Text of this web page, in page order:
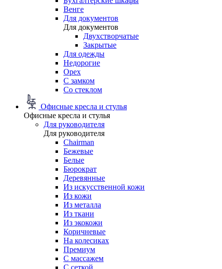
Венге
Для документов
Для документов
Двухстворчатые
Закрытые
Для одежды
Недорогие
Орех
С замком
Со стеклом
Офисные кресла и стулья
Офисные кресла и стулья
Для руководителя
Для руководителя
Chairman
Бежевые
Белые
Бюрократ
Деревянные
Из искусственной кожи
Из кожи
Из металла
Из ткани
Из экокожи
Коричневые
На колесиках
Премиум
С массажем
С сеткой